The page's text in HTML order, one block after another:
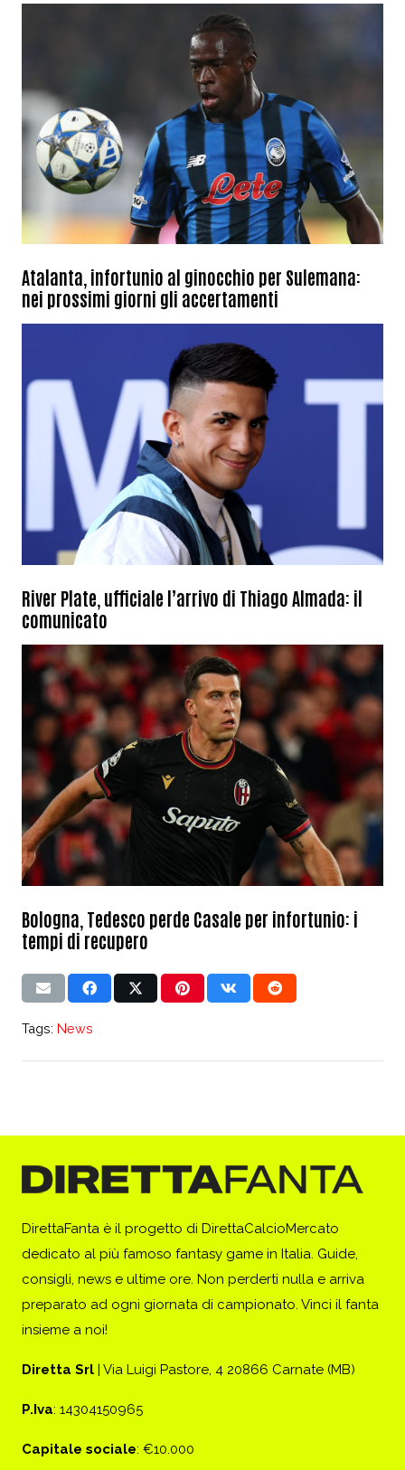
Atalanta, infortunio al ginocchio per Sulemana:
nei prossimi giorni gli accertamenti
River Plate, ufficiale l’arrivo di Thiago Almada: il
comunicato
Bologna, Tedesco perde Casale per infortunio: i
tempi di recupero
Tags: News
DirettaFanta è il progetto di DirettaCalcioMercato
dedicato al più famoso fantasy game in Italia. Guide,
consigli, news e ultime ore. Non perderti nulla e arriva
preparato ad ogni giornata di campionato. Vinci il fanta
insieme a noi!
Diretta Srl | Via Luigi Pastore, 4 20866 Carnate (MB)
P.Iva: 14304150965
Capitale sociale: €10.000